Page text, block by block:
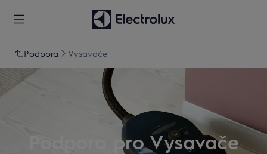
Podpora Vysavače
Podpora pro Vysavače